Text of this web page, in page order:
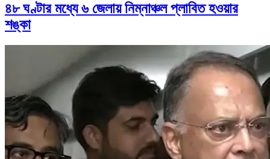
৪৮ ঘণ্টার মধ্যে ৬ জেলায় নিম্নাঞ্চল প্লাবিত হওয়ার
শঙ্কা